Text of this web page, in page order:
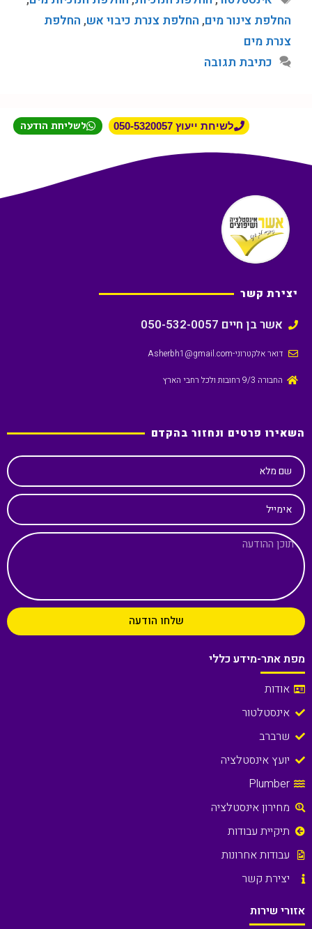
החלפת צינור מים, החלפת צנרת כיבוי אש, החלפת
צנרת מים
כתיבת תגובה
לשיחת ייעוץ 050-5320057 לשליחת הודעה
יצירת קשר
אשר בן חיים 050-532-0057
דואר אלקטרוני-Asherbh1@gmail.com
החבורה 9/3 רחובות ולכל רחבי הארץ
השאירו פרטים ונחזור בהקדם
שם מלא
אימייל
שלחו הודעה
מפת אתר-מידע כללי
אודות
אינסטלטור
שרברב
יועץ אינסטלציה
Plumber
מחירון אינסטלציה
תיקיית עבודות
עבודות אחרונות
יצירת קשר
אזורי שירות